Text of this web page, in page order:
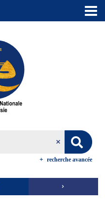
recherche avancée